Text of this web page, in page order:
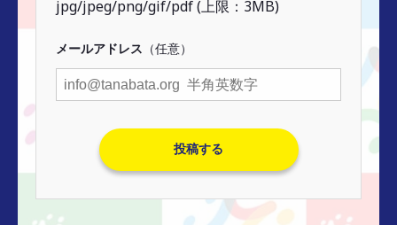
jpg/jpeg/png/gif/pdf (上限：3MB)
メールアドレス （任意）